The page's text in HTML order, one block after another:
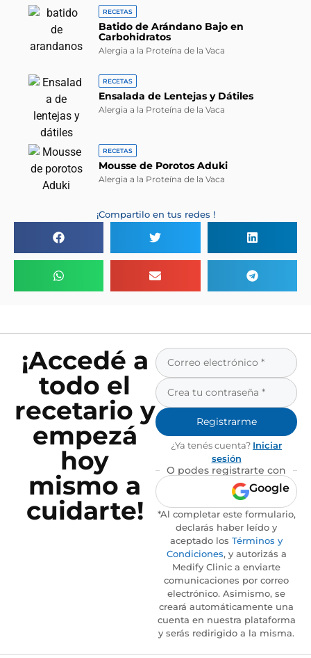
RECETAS
Batido de Arándano Bajo en
Carbohidratos
Alergia a la Proteína de la Vaca
RECETAS
Ensalada de Lentejas y Dátiles
Alergia a la Proteína de la Vaca
RECETAS
Mousse de Porotos Aduki
Alergia a la Proteína de la Vaca
¡Compartilo en tus redes !
¡Accedé a
todo el
recetario y
empezá
hoy
mismo a
cuidarte!
Registrarme
¿Ya tenés cuenta? Iniciar
sesión
O podes registrarte con
Google
*Al completar este formulario,
declarás haber leído y
aceptado los Términos y
Condiciones, y autorizás a
Medify Clinic a enviarte
comunicaciones por correo
electrónico. Asimismo, se
creará automáticamente una
cuenta en nuestra plataforma
y serás redirigido a la misma.